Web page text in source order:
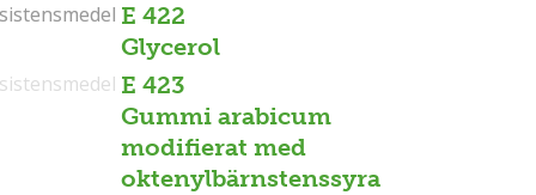
E 422
Glycerol
E 423
Gummi arabicum
modifierat med
oktenylbärnstenssyra